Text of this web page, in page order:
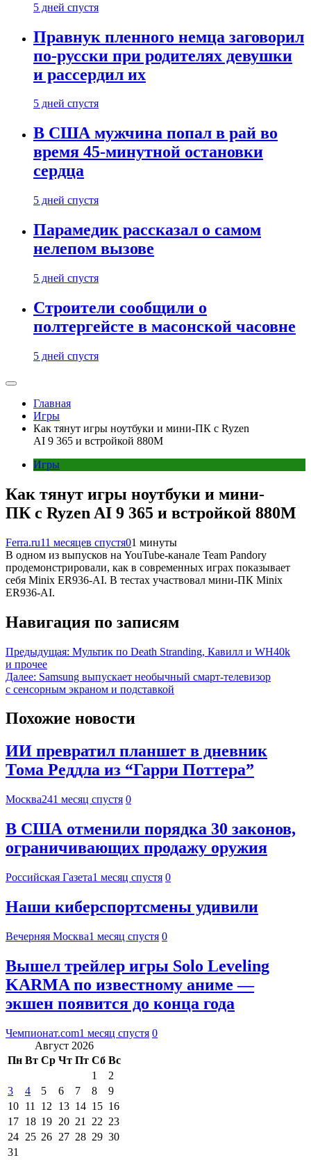
5 дней спустя
Правнук пленного немца заговорил
по-русски при родителях девушки
и рассердил их
5 дней спустя
В США мужчина попал в рай во
время 45-минутной остановки
сердца
5 дней спустя
Парамедик рассказал о самом
нелепом вызове
5 дней спустя
Строители сообщили о
полтергейсте в масонской часовне
5 дней спустя
Главная
Игры
Как тянут игры ноутбуки и мини-ПК с Ryzen
AI 9 365 и встройкой 880M
Игры
Как тянут игры ноутбуки и мини-
ПК с Ryzen AI 9 365 и встройкой 880M
Ferra.ru11 месяцев спустя01 минуты
В одном из выпусков на YouTube-канале Team Pandory
продемонстрировали, как в современных играх показывает
себя Minix ER936-AI. В тестах участвовал мини-ПК Minix
ER936-AI.
Навигация по записям
Предыдущая: Мультик по Death Stranding, Кавилл и WH40k
и прочее
Далее: Samsung выпускает необычный смарт-телевизор
с сенсорным экраном и подставкой
Похожие новости
ИИ превратил планшет в дневник
Тома Реддла из “Гарри Поттера”
Москва241 месяц спустя 0
В США отменили порядка 30 законов,
ограничивающих продажу оружия
Российская Газета1 месяц спустя 0
Наши киберспортсмены удивили
Вечерняя Москва1 месяц спустя 0
Вышел трейлер игры Solo Leveling
KARMA по известному аниме —
экшен появится до конца года
Чемпионат.com1 месяц спустя 0
Август 2026
Пн Вт Ср Чт Пт Сб Вс
1
2
3
4 5 6 7 8
9
10 11 12 13 14 15 16
17 18 19 20 21 22 23
24 25 26 27 28 29 30
31